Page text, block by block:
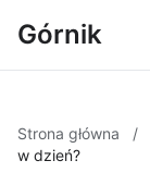
Górnik
Strona główna /
w dzień?